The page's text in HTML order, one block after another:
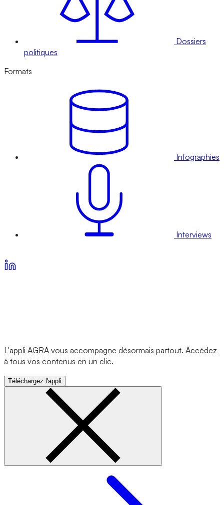
Dossiers
politiques
Formats
Infographies
Interviews
L'appli AGRA vous accompagne désormais partout. Accédez
à tous vos contenus en un clic.
Téléchargez l'appli